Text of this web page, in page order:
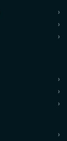
›
›
›
›
›
›
›